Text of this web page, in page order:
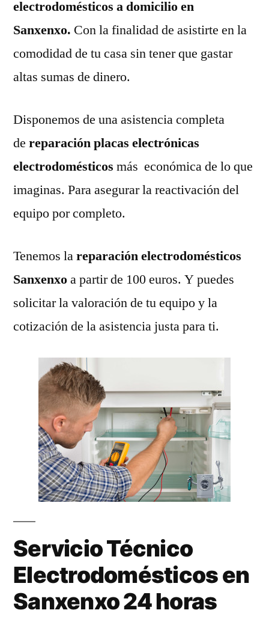
electrodomésticos a domicilio en
Sanxenxo. Con la finalidad de asistirte en la
comodidad de tu casa sin tener que gastar
altas sumas de dinero.
Disponemos de una asistencia completa
de reparación placas electrónicas
electrodomésticos más económica de lo que
imaginas. Para asegurar la reactivación del
equipo por completo.
Tenemos lareparación electrodomésticos
Sanxenxoa partir de 100 euros. Y puedes
solicitar la valoración de tu equipo y la
cotización de la asistencia justa para ti.
Servicio Técnico
Electrodomésticos en
Sanxenxo 24 horas